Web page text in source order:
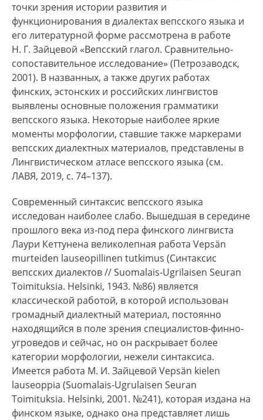
точки зрения истории развития и
функционирования в диалектах вепсского языка и
его литературной форме рассмотрена в работе
Н. Г. Зайцевой «Вепсский глагол. Сравнительно-
сопоставительное исследование» (Петрозаводск,
2001). В названных, а также других работах
финских, эстонских и российских лингвистов
выявлены основные положения грамматики
вепсского языка. Некоторые наиболее яркие
моменты морфологии, ставшие также маркерами
вепсских диалектных материалов, представлены в
Лингвистическом атласе вепсского языка (см.
ЛАВЯ, 2019, с. 74–137).
Современный синтаксис вепсского языка
исследован наиболее слабо. Вышедшая в середине
прошлого века из-под пера финского лингвиста
Лаури Кеттунена великолепная работа Vepsän
murteiden lauseopillinen tutkimus (Синтаксис
вепсских диалектов // Suomalais-Ugrilaisen Seuran
Toimituksia. Helsinki, 1943. №86) является
классической работой, в которой использован
громадный диалектный материал, постоянно
находящийся в поле зрения специалистов-финно-
угроведов и сейчас, но он раскрывает более
категории морфологии, нежели синтаксиса.
Имеется работа М. И. Зайцевой Vepsän kielen
lauseoppia (Suomalais-Ugrulaisen Seuran
Toimituksia. Helsinki, 2001. №241), которая издана на
финском языке, однако она представляет лишь